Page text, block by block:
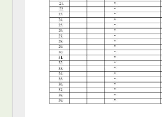
[Fond] 1069 - Győr város
[Fond] 1070 - Egyesített
[Fond] 1102 - Győr Szabad
[Fond] 1103 - Győr város árva-
[Fond] 1104 - Győr
[Fond] 1105 - Győr város
[Fond] 1151 - Győr város